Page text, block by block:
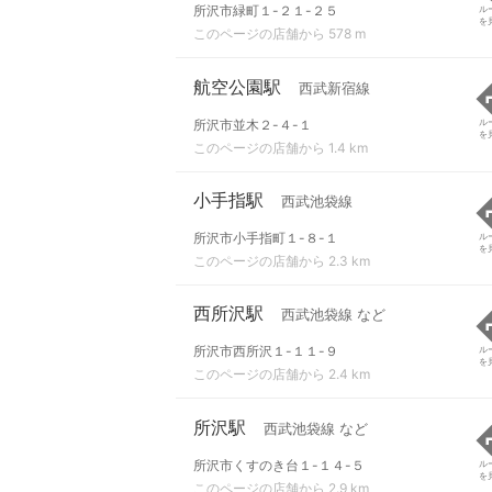
所沢市緑町１-２１-２５
このページの店舗から 578 m
ル
を
航空公園駅 西武新宿線
所沢市並木２-４-１
このページの店舗から 1.4 km
ル
を
小手指駅 西武池袋線
所沢市小手指町１-８-１
このページの店舗から 2.3 km
ル
を
西所沢駅 西武池袋線 など
所沢市西所沢１-１１-９
このページの店舗から 2.4 km
ル
を
所沢駅 西武池袋線 など
所沢市くすのき台１-１４-５
このページの店舗から 2.9 km
ル
を